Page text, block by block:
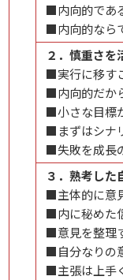
■内向的であ
■内向的なら
２．慎重さを
■実行に移す
■内向的だか
■小さな目標
■まずはシナ
■失敗を成長
３．熟考した
■主体的に意
■内に秘めた
■意見を整理
■自分なりの
■主張は上手